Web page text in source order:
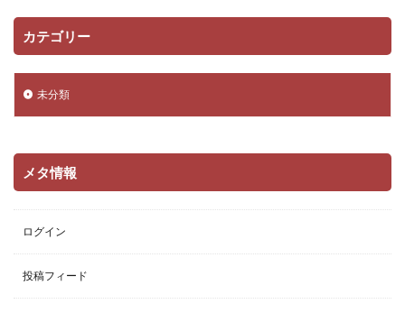
カテゴリー
未分類
メタ情報
ログイン
投稿フィード